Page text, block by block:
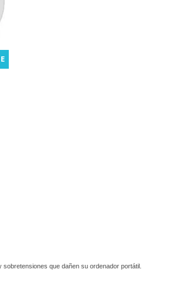
que dañen su ordenador portátil.